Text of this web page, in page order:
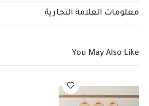
على اللباس القطعة الواحدة والدنغري
100‏%‏ قطن و95‏%‏ قطن، 5‏%‏ إيلاستين
غسل على درجة حرارة 40 درجة مئوية
قد يعجبك أيضاً:
بلون أبيض - 3 قطع
معلومات العلامة التجارية
You May Also Like